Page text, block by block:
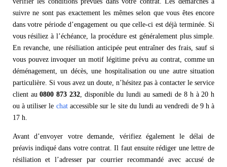
suivre ne sont pas exactement les mêmes selon que vous êtes encore
dans votre période d’engagement ou que celle-ci est déjà terminée. Si
vous résiliez à l’échéance, la procédure est généralement plus simple.
En revanche, une résiliation anticipée peut entraîner des frais, sauf si
vous pouvez invoquer un motif légitime prévu au contrat, comme un
déménagement, un décès, une hospitalisation ou une autre situation
particulière. Si vous avez un doute, n’hésitez pas à contacter le service
client au0800 873 232, disponible du lundi au samedi de 8 h à 20 h
ou à utiliser le chataccessible sur le site du lundi au vendredi de 9 h à
17 h.
Avant d’envoyer votre demande, vérifiez également le délai de
préavis indiqué dans votre contrat. Il faut ensuite rédiger une lettre de
résiliation et l’adresser par courrier recommandé avec accusé de